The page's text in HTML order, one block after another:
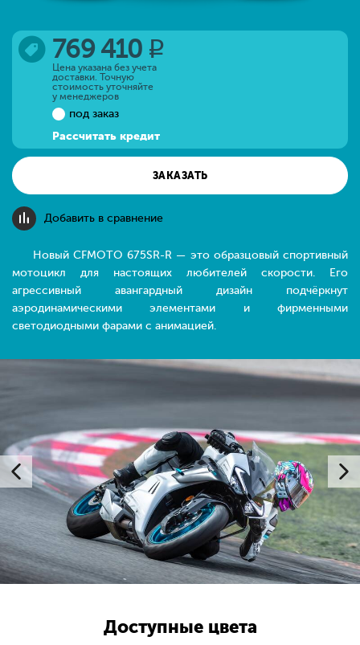
769 410 q
Цена указана без учета
доставки. Точную
стоимость уточняйте
у менеджеров
под заказ
Рассчитать кредит
ЗАКАЗАТЬ
Добавить в сравнение
Новый CFMOTO 675SR-R — это образцовый спортивный
мотоцикл для настоящих любителей скорости. Его
агрессивный авангардный дизайн подчёркнут
аэродинамическими элементами и фирменными
светодиодными фарами с анимацией.
Доступные цвета